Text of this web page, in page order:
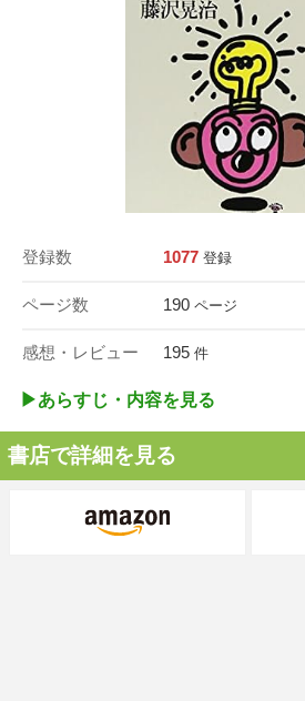
登録数 1077 登録
ページ数 190 ページ
感想・レビュー 195 件
▶︎あらすじ・内容を見る
書店で詳細を見る